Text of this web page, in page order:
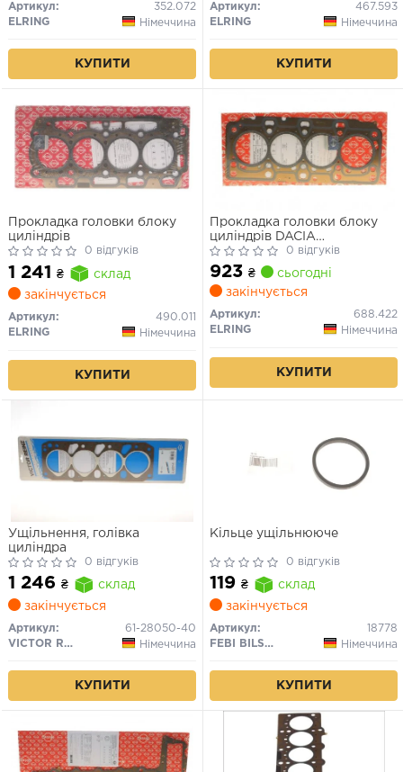
Артикул:
352.072
ELRING
Німеччина
КУПИТИ
Артикул:
467.593
ELRING
Німеччина
КУПИТИ
Прокладка головки блоку
циліндрів
0 відгуків
1 241 ₴
склад
закінчується
Артикул:
490.011
ELRING
Німеччина
КУПИТИ
Прокладка головки блоку
циліндрів DACIA
1,5dc
0 відгуків
923 ₴
сьогодні
закінчується
Артикул:
688.422
ELRING
Німеччина
КУПИТИ
Ущільнення, голівка
циліндра
0 відгуків
1 246 ₴
склад
закінчується
Артикул:
61-28050-40
VICTOR REINZ
Німеччина
КУПИТИ
Кільце ущільнююче
0 відгуків
119 ₴
склад
закінчується
Артикул:
18778
FEBI BILSTEIN
Німеччина
КУПИТИ